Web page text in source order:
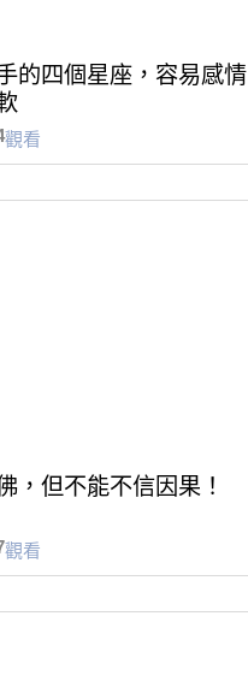
的四個星座，容易感情
觀看
，但不能不信因果！
觀看